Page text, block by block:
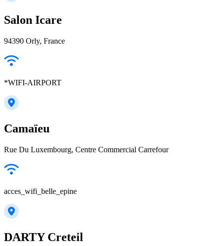
Salon Icare
94390 Orly, France
*WIFI-AIRPORT
Camaïeu
Rue Du Luxembourg, Centre Commercial Carrefour
acces_wifi_belle_epine
DARTY Creteil